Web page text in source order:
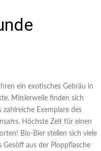
ein exotisches Gebräu in
Mittlerweile finden sich
Exemplare des
Höchste Zeit für einen
Bio-Bier stellen sich viele
Gesöff aus der Ploppflasche